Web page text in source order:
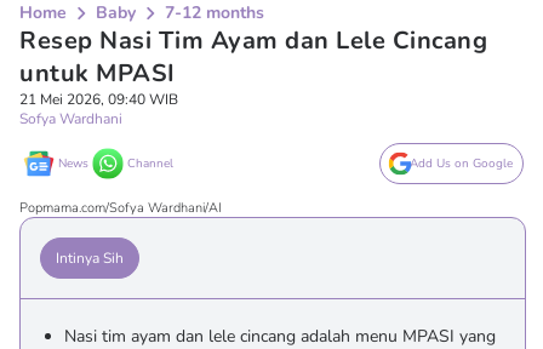
Home Baby 7-12 months
Resep Nasi Tim Ayam dan Lele Cincang
untuk MPASI
21 Mei 2026, 09:40 WIB
Sofya Wardhani
News Channel Add Us on Google
Popmama.com/Sofya Wardhani/AI
Intinya Sih
Nasi tim ayam dan lele cincang adalah menu MPASI yang